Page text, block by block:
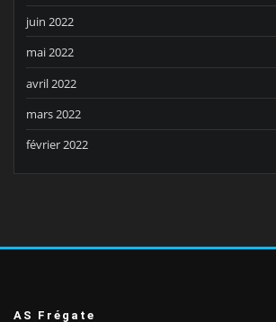
juin 2022
mai 2022
avril 2022
mars 2022
février 2022
AS Frégate